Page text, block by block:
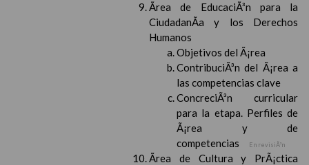
Ãrea de EducaciÃ³n para la
CiudadanÃ­a y los Derechos
Humanos
Objetivos del Ã¡rea
ContribuciÃ³n del Ã¡rea a
las competencias clave
ConcreciÃ³n curricular
para la etapa. Perfiles de
Ã¡rea y de
competencias
En revisiÃ³n
Ãrea de Cultura y PrÃ¡ctica